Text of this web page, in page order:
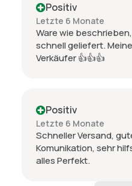
Positiv
Letzte 6 Monate
Ware wie
schnell geliefert.
Verkäufer 👍👍👍
Positiv
Letzte 6 Monate
Schneller Versand,
Komunikation, sehr
alles Perfekt.